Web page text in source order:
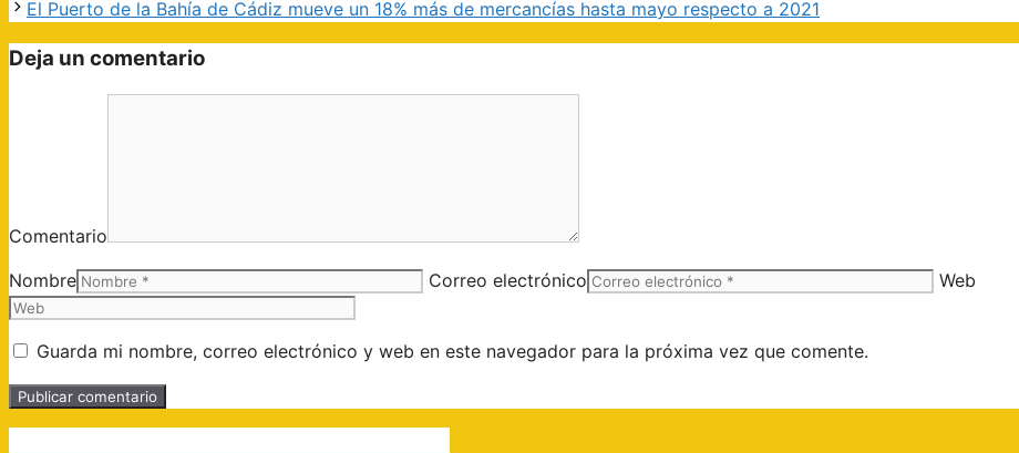
El Puerto de la Bahía de Cádiz mueve un 18% más de mercancías hasta mayo respecto a 2021
Deja un comentario
Comentario
Nombre
Correo electrónico Web
Guarda mi nombre, correo electrónico y web en este navegador para la próxima vez que comente.